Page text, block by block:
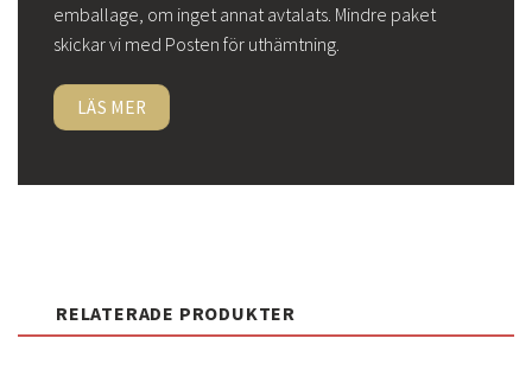
emballage, om inget annat avtalats. Mindre paket
skickar vi med Posten för uthämtning.
LÄS MER
RELATERADE PRODUKTER